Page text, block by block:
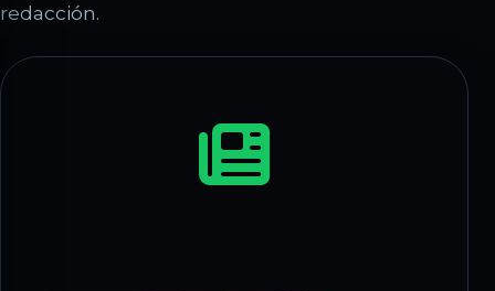
redacción.